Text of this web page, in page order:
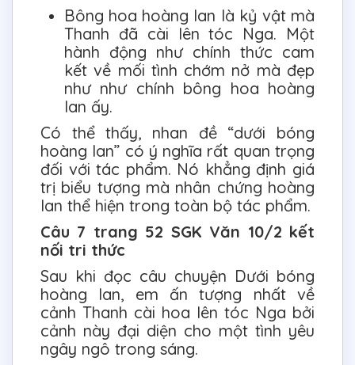
Bông hoa hoàng lan là kỷ vật mà
Thanh đã cài lên tóc Nga. Một
hành động như chính thức cam
kết về mối tình chớm nở mà đẹp
như như chính bông hoa hoàng
lan ấy.
Có thể thấy, nhan đề “dưới bóng
hoàng lan” có ý nghĩa rất quan trọng
đối với tác phẩm. Nó khẳng định giá
trị biểu tượng mà nhân chứng hoàng
lan thể hiện trong toàn bộ tác phẩm.
Câu 7 trang 52 SGK Văn 10/2 kết
nối tri thức
Sau khi đọc câu chuyện Dưới bóng
hoàng lan, em ấn tượng nhất về
cảnh Thanh cài hoa lên tóc Nga bởi
cảnh này đại diện cho một tình yêu
ngây ngô trong sáng.